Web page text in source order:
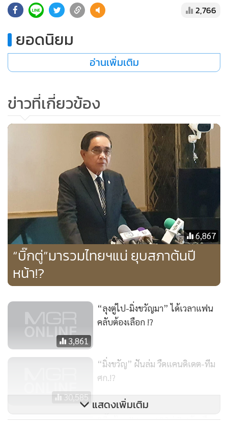
“มารยาท” ที่ค้ำคออยู่ แม้ว่าที่ผ่านมาจะรับรู้กันในทางการเมือง
รัฐมนตรี หัวหน้าพรรคพลังประชารัฐ ที่ประกาศไปแล้วว่า
พล.อ.ประยุทธ์ ไม่ได้เป็นสมาชิกพรรคพลังประชารัฐมาตั้งแต่แรก
แล้วก็ตาม เป็นแค่คนที่พรรคสนับสนุนให้เป็นนายกรัฐมนตรี
พรรครวมไทยสร้างชาติก่อนหน้านี้ พร้อมกับย้ำว่า ไม่มีปัญหาต่อ
กัน ความผูกพันที่เคยมีมานาน ก็ยังเหมือนเดิมไม่มีวัน
เปลี่ยนแปลง
ทั้งท่าทีและคำพูดดังกล่าว ระหว่าง “บิ๊กป้อม” พล.อ.ประวิตร
วงษ์สุวรรณ และ “บิ๊กตู่” พล.อ.ประยุทธ์ จันทร์โอชา ที่ต่างฝ่าย
ต่างพูดออกมาในแบบรักษาน้ำใจ ไม่ออกมาในโทนขัดแย้ง ทำให้
“คอการเมือง” มองออกว่า แม้ว่าทั้งสองคน คือ “สอง ป.” จะ
แยกพรรค แต่ก็คงไม่แตกกัน ยังต้องร่วมมือกัน จับมือเป็น
พันธมิตรทางการเมือง จัดตั้งรัฐบาลหลังการเลือกตั้ง ซึ่งพิจารณา
จากแนวโน้มก็คือ ยังเป็นการ “รวมกลุ่มจากพรรคร่วมรัฐบาล
เดิม” ส่วนใครจะได้เป็นนายกฯ เชื่อว่า น่าจะชัดเจนหลังทราบผล
การเลือกตั้ง
เมื่อวกกลับมาที่การตั้ง นายพีระพันธุ์ สาลีรัฐวิภาค เป็นเลขาธิการ
นายกรัฐมนตรีคนใหม่ คาดว่า จะเสนอชื่อให้ที่ประชุมคณะ
รัฐมนตรีรับทราบ ในวันที่ 20 ธันวาคม ในทางการเมืองมันก็
เหมือนเป็น “คำตอบ” ที่ชัดเจนโดยไม่ต้องอธิบายหรือแถลงใดๆ
ตามมาอีกแล้ว ว่านี่คือคำตอบที่ “บิ๊กตู่” พล.อ.ประยุทธ์ จันทร์
โอชา นายกรัฐมนตรี จะไปร่วมงานกับพรรครวมไทยสร้างชาติ
หรือไม่ และที่ผ่านมาด้วยเหตุผลความไม่เหมาะสมจากการที่ได้
รับการเสนอชื่อจากพรรคพลังประชารัฐมาก่อน ดังนั้น การที่จะ
2,766
ยอดนิยม
อ่านเพิ่มเติม
ข่าวที่เกี่ยวข้อง
6,867
“บิ๊กตู่”มารวมไทยฯแน่ ยุบสภาต้นปี
หน้า!?
3,861
“ลุงตู่ไป-มิ่งขวัญมา” ได้เวลาแฟน
คลับต้องเลือก !?
30,585
“มิ่งขวัญ” ฝันล่ม วืดแคนดิเดต-ทีม
ศก.!?
“บิ๊กป้อม” ชูแผน “2ป.” สกัดเลือด
แสดงเพิ่มเติม